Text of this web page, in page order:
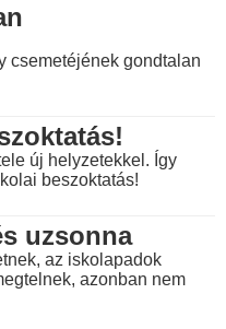
csemetéjének gondtalan
új helyzetekkel. Így
beszoktatás!
uzsonna
az iskolapadok
azonban nem